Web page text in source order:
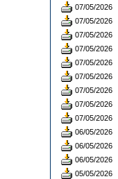
07/05/2026
07/05/2026
07/05/2026
07/05/2026
07/05/2026
07/05/2026
07/05/2026
07/05/2026
07/05/2026
06/05/2026
06/05/2026
06/05/2026
05/05/2026